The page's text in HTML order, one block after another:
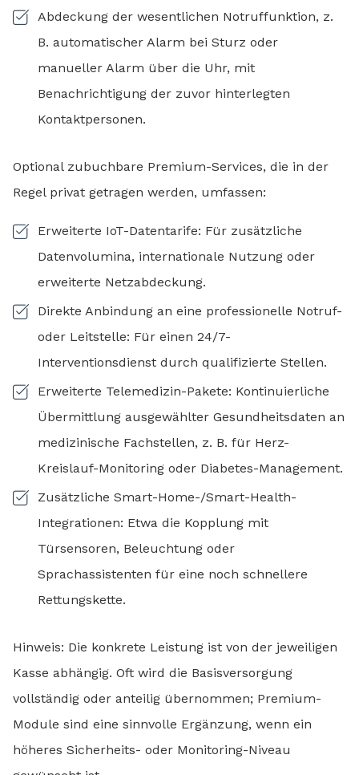
Abdeckung der wesentlichen Notruffunktion, z.
B. automatischer Alarm bei Sturz oder
manueller Alarm über die Uhr, mit
Benachrichtigung der zuvor hinterlegten
Kontaktpersonen.
Optional zubuchbare Premium-Services, die in der
Regel privat getragen werden, umfassen:
Erweiterte IoT-Datentarife: Für zusätzliche
Datenvolumina, internationale Nutzung oder
erweiterte Netzabdeckung.
Direkte Anbindung an eine professionelle Notruf-
oder Leitstelle: Für einen 24/7-
Interventionsdienst durch qualifizierte Stellen.
Erweiterte Telemedizin-Pakete: Kontinuierliche
Übermittlung ausgewählter Gesundheitsdaten an
medizinische Fachstellen, z. B. für Herz-
Kreislauf-Monitoring oder Diabetes-Management.
Zusätzliche Smart-Home-/Smart-Health-
Integrationen: Etwa die Kopplung mit
Türsensoren, Beleuchtung oder
Sprachassistenten für eine noch schnellere
Rettungskette.
Hinweis: Die konkrete Leistung ist von der jeweiligen
Kasse abhängig. Oft wird die Basisversorgung
vollständig oder anteilig übernommen; Premium-
Module sind eine sinnvolle Ergänzung, wenn ein
höheres Sicherheits- oder Monitoring-Niveau